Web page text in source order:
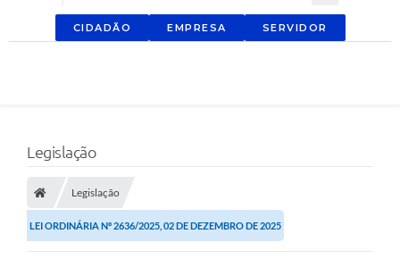
CIDADÃO EMPRESA SERVIDOR
Legislação
Legislação
LEI ORDINÁRIA Nº 2636/2025, 02 DE DEZEMBRO DE 2025